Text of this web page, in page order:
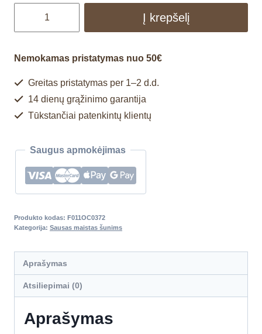
Į krepšelį
Nemokamas pristatymas nuo 50€
Greitas pristatymas per 1–2 d.d.
14 dienų grąžinimo garantija
Tūkstančiai patenkintų klientų
Saugus apmokėjimas
Produkto kodas: F011OC0372
Kategorija: Sausas maistas šunims
Aprašymas
Atsiliepimai (0)
Aprašymas